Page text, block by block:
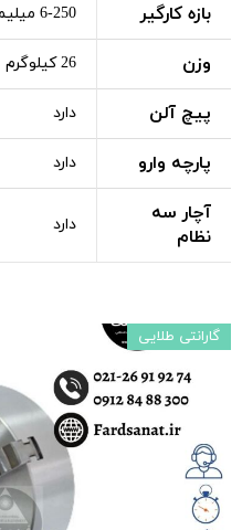
بازه کارگیر 6-250 میلیمتر
وزن 26 کیلوگرم
پیچ آلن دارد
پارچه وارو دارد
آچار سه
نظام
دارد
گارانتی طلایی